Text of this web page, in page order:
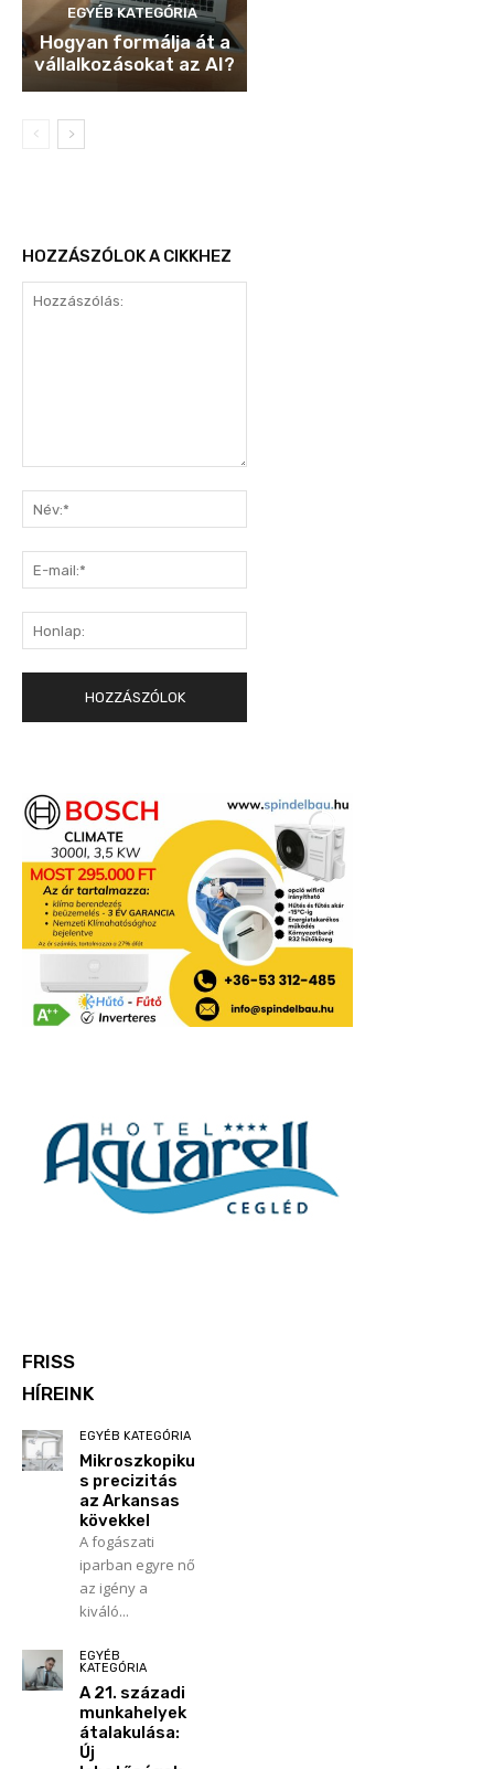
EGYÉB KATEGÓRIA
Hogyan formálja át a
vállalkozásokat az AI?
HOZZÁSZÓLOK A CIKKHEZ
mail:*
FRISS
HÍREINK
EGYÉB KATEGÓRIA
Mikroszkopiku
s precizitás
az Arkansas
kövekkel
A fogászati
iparban egyre nő
az igény a
kiváló...
EGYÉB
KATEGÓRIA
A 21. századi
munkahelyek
átalakulása:
Új